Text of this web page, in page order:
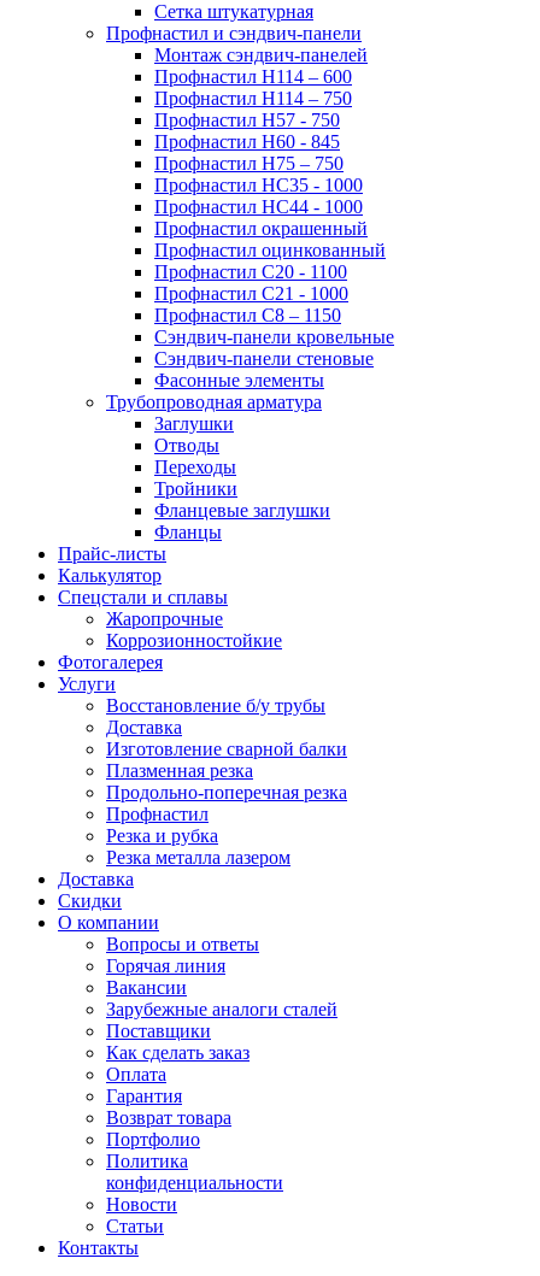
Сетка штукатурная
Профнастил и сэндвич-панели
Монтаж сэндвич-панелей
Профнастил Н114 – 600
Профнастил Н114 – 750
Профнастил Н57 - 750
Профнастил Н60 - 845
Профнастил Н75 – 750
Профнастил НС35 - 1000
Профнастил НС44 - 1000
Профнастил окрашенный
Профнастил оцинкованный
Профнастил С20 - 1100
Профнастил С21 - 1000
Профнастил С8 – 1150
Сэндвич-панели кровельные
Сэндвич-панели стеновые
Фасонные элементы
Трубопроводная арматура
Заглушки
Отводы
Переходы
Тройники
Фланцевые заглушки
Фланцы
Прайс-листы
Калькулятор
Спецстали и сплавы
Жаропрочные
Коррозионностойкие
Фотогалерея
Услуги
Восстановление б/у трубы
Доставка
Изготовление сварной балки
Плазменная резка
Продольно-поперечная резка
Профнастил
Резка и рубка
Резка металла лазером
Доставка
Скидки
О компании
Вопросы и ответы
Горячая линия
Вакансии
Зарубежные аналоги сталей
Поставщики
Как сделать заказ
Оплата
Гарантия
Возврат товара
Портфолио
Политика
конфиденциальности
Новости
Статьи
Контакты